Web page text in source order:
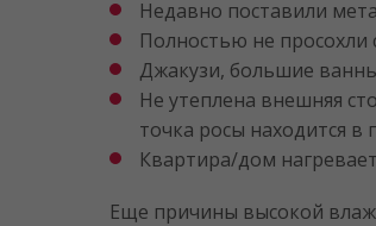
Недавно поставили
Полностью не просохли
Джакузи, большие
Не утеплена внешняя
точка росы находится в
Квартира/дом
Еще причины высокой